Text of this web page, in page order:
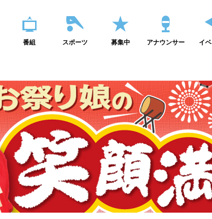
番組 スポーツ 募集中 アナウンサー イ